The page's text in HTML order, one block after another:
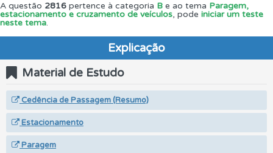
A questão 2816 pertence à categoria B e ao tema Paragem,
estacionamento e cruzamento de veículos, pode iniciar um teste
neste tema.
Explicação
Material de Estudo
Cedência de Passagem (Resumo)
Estacionamento
Paragem